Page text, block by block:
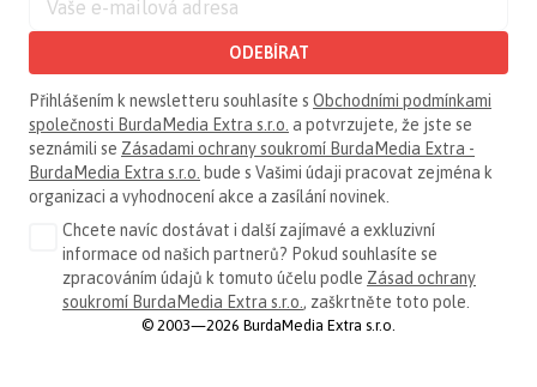
ODEBÍRAT
Přihlášením k newsletteru souhlasíte s Obchodními podmínkami
společnosti BurdaMedia Extra s.r.o. a potvrzujete, že jste se
seznámili se Zásadami ochrany soukromí BurdaMedia Extra -
BurdaMedia Extra s.r.o. bude s Vašimi údaji pracovat zejména k
organizaci a vyhodnocení akce a zasílání novinek.
Chcete navíc dostávat i další zajímavé a exkluzivní
informace od našich partnerů? Pokud souhlasíte se
zpracováním údajů k tomuto účelu podle Zásad ochrany
soukromí BurdaMedia Extra s.r.o. , zaškrtněte toto pole.
© 2003—2026 BurdaMedia Extra s.r.o.